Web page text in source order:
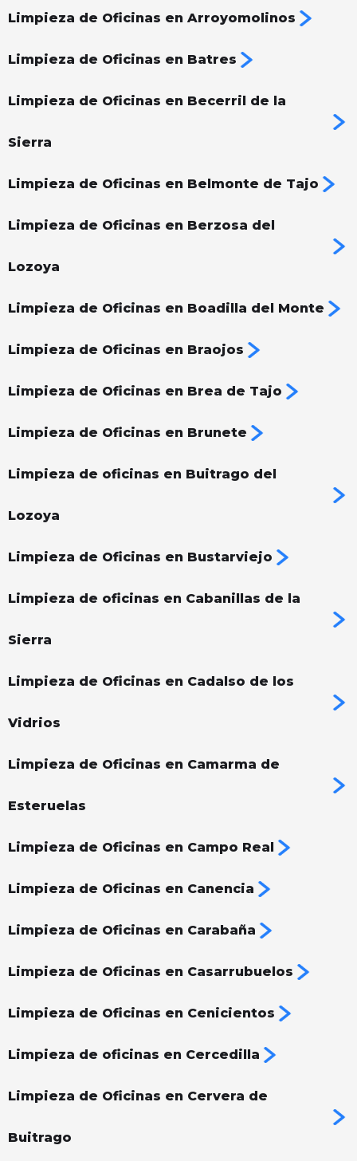
Limpieza de Oficinas en Arroyomolinos
Limpieza de Oficinas en Batres
Limpieza de Oficinas en Becerril de la
Sierra
Limpieza de Oficinas en Belmonte de Tajo
Limpieza de Oficinas en Berzosa del
Lozoya
Limpieza de Oficinas en Boadilla del Monte
Limpieza de Oficinas en Braojos
Limpieza de Oficinas en Brea de Tajo
Limpieza de Oficinas en Brunete
Limpieza de oficinas en Buitrago del
Lozoya
Limpieza de Oficinas en Bustarviejo
Limpieza de oficinas en Cabanillas de la
Sierra
Limpieza de Oficinas en Cadalso de los
Vidrios
Limpieza de Oficinas en Camarma de
Esteruelas
Limpieza de Oficinas en Campo Real
Limpieza de Oficinas en Canencia
Limpieza de Oficinas en Carabaña
Limpieza de Oficinas en Casarrubuelos
Limpieza de Oficinas en Cenicientos
Limpieza de oficinas en Cercedilla
Limpieza de Oficinas en Cervera de
Buitrago